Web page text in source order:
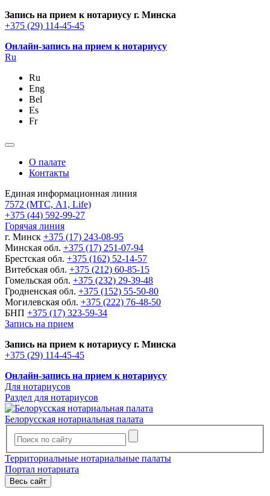
Запись на прием к нотариусу г. Минска
+375 (29) 114-45-45
Онлайн-запись на прием к нотариусу
Ru
Ru
Eng
Bel
Es
Fr
О палате
Контакты
Единая информационная линия
7572 (МТС, A1, Life)
+375 (44) 592-99-27
Горячая линия
г. Минск +375 (17) 243-08-95
Минская обл. +375 (17) 251-07-94
Брестская обл. +375 (162) 52-14-57
Витебская обл. +375 (212) 60-85-15
Гомельская обл. +375 (232) 29-39-48
Гродненская обл. +375 (152) 55-50-80
Могилевская обл. +375 (222) 76-48-50
БНП +375 (17) 323-59-34
Запись на прием
Запись на прием к нотариусу г. Минска
+375 (29) 114-45-45
Онлайн-запись на прием к нотариусу
Для нотариусов
Раздел для нотариусов
Белорусская нотариальная палата
Территориальные нотариальные палаты
Портал нотариата
Весь сайт